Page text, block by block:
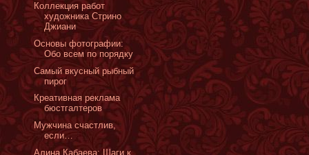
Коллекция работ
художника Стрино
Джиани
Основы фотографии:
Обо всем по порядку
Самый вкусный рыбный
пирог
Креативная реклама
бюстгалтеров
Мужчина счастлив,
если…
Алина Кабаева: Шаги к